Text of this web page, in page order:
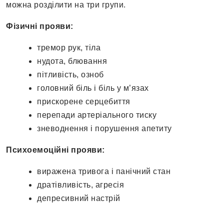
можна розділити на три групи.
Фізичні прояви:
тремор рук, тіла
нудота, блювання
пітливість, озноб
головний біль і біль у м’язах
прискорене серцебиття
перепади артеріального тиску
зневоднення і порушення апетиту
Психоемоційні прояви:
виражена тривога і панічний стан
дратівливість, агресія
депресивний настрій